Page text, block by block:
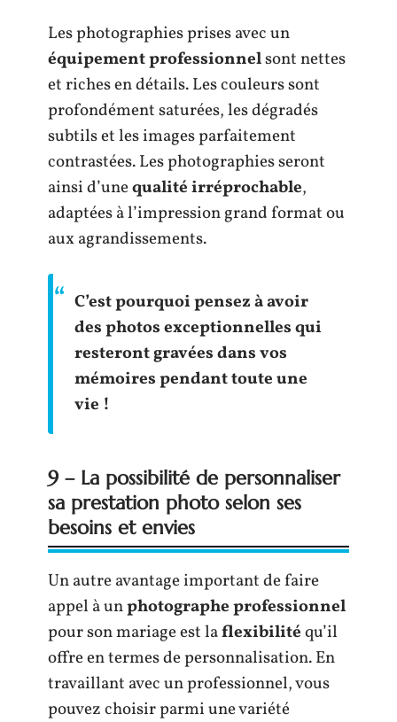
Les photographies prises avec un
équipement professionnelsont nettes
et riches en détails. Les couleurs sont
profondément saturées, les dégradés
subtils et les images parfaitement
contrastées. Les photographies seront
ainsi d’unequalité irréprochable,
adaptées à l’impression grand format ou
aux agrandissements.
C’est pourquoi pensez à avoir
des photos exceptionnelles qui
resteront gravées dans vos
mémoires pendant toute une
vie !
9 – La possibilité de personnaliser
sa prestation photo selon ses
besoins et envies
Un autre avantage important de faire
appel à unphotographe professionnel
pour son mariage est laflexibilitéqu’il
offre en termes de personnalisation. En
travaillant avec un professionnel, vous
pouvez choisir parmi une variété